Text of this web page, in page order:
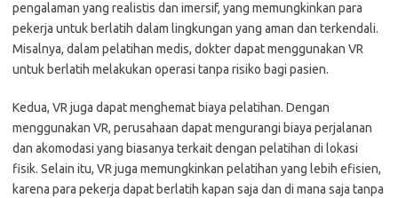
pengalaman yang realistis dan imersif, yang memungkinkan para
pekerja untuk berlatih dalam lingkungan yang aman dan terkendali.
Misalnya, dalam pelatihan medis, dokter dapat menggunakan VR
untuk berlatih melakukan operasi tanpa risiko bagi pasien.
Kedua, VR juga dapat menghemat biaya pelatihan. Dengan
menggunakan VR, perusahaan dapat mengurangi biaya perjalanan
dan akomodasi yang biasanya terkait dengan pelatihan di lokasi
fisik. Selain itu, VR juga memungkinkan pelatihan yang lebih efisien,
karena para pekerja dapat berlatih kapan saja dan di mana saja tanpa